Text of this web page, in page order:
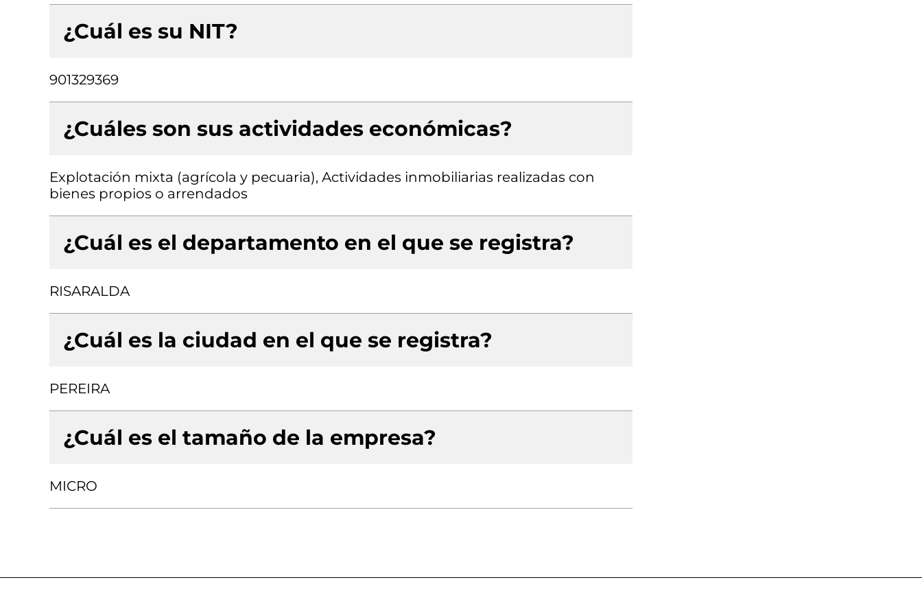
¿Cuál es su NIT?
901329369
¿Cuáles son sus actividades económicas?
Explotación mixta (agrícola y pecuaria), Actividades inmobiliarias realizadas con
bienes propios o arrendados
¿Cuál es el departamento en el que se registra?
RISARALDA
¿Cuál es la ciudad en el que se registra?
PEREIRA
¿Cuál es el tamaño de la empresa?
MICRO